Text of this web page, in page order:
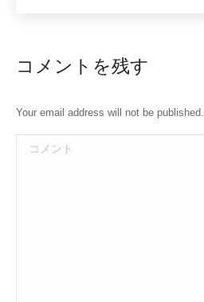
コメントを残す
Your email address will not be published.
コメント